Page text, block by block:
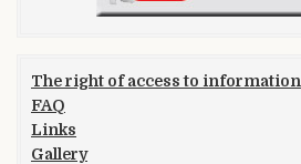
The right of access to information
FAQ
Links
Gallery